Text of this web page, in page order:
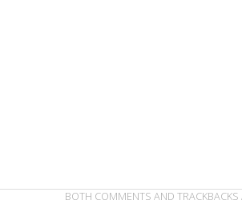
BOTH COMMENTS AND TRACKBACKS